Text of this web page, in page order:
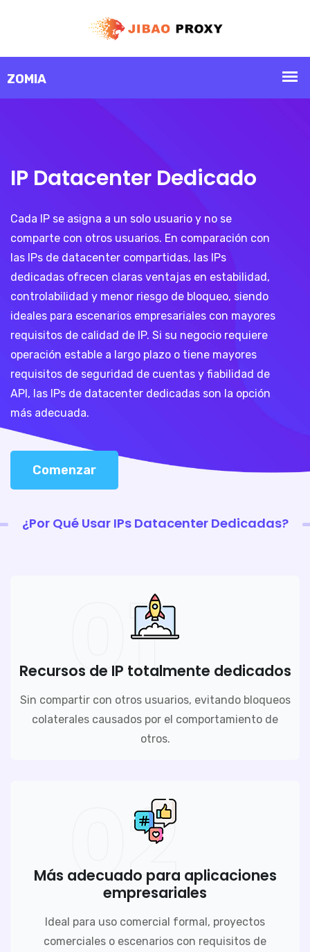
IP Datacenter Dedicado
Cada IP se asigna a un solo usuario y no se
comparte con otros usuarios. En comparación con
las IPs de datacenter compartidas, las IPs
dedicadas ofrecen claras ventajas en estabilidad,
controlabilidad y menor riesgo de bloqueo, siendo
ideales para escenarios empresariales con mayores
requisitos de calidad de IP. Si su negocio requiere
operación estable a largo plazo o tiene mayores
requisitos de seguridad de cuentas y fiabilidad de
API, las IPs de datacenter dedicadas son la opción
más adecuada.
Comenzar
¿Por Qué Usar IPs Datacenter Dedicadas?
01
Recursos de IP totalmente dedicados
Sin compartir con otros usuarios, evitando bloqueos
colaterales causados por el comportamiento de
otros.
02
Más adecuado para aplicaciones
empresariales
Ideal para uso comercial formal, proyectos
comerciales o escenarios con requisitos de